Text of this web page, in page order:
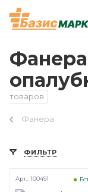
товаров
Фанера
ФИЛЬТР
Арт.: 100491